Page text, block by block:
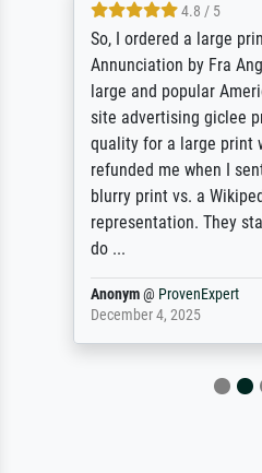
4.8 / 5
So, I ordered a large
Annunciation by Fra
large and popular
site advertising giclee
quality for a large print
refunded me when I
blurry print vs. a
representation. They
do ...
Anonym@ ProvenExpert
December 4, 2025